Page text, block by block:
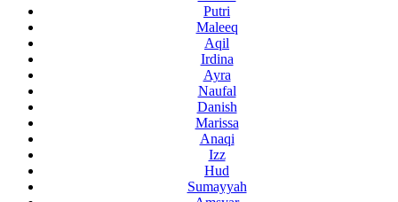
Putri
Maleeq
Aqil
Irdina
Ayra
Naufal
Danish
Marissa
Anaqi
Izz
Hud
Sumayyah